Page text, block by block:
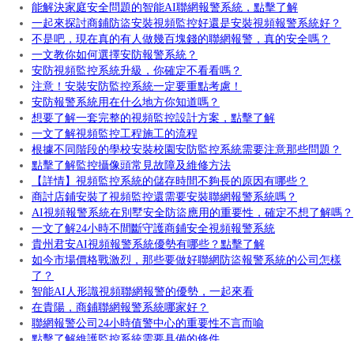
能解決家庭安全問題的智能AI聯網報警系統，點擊了解
一起來探討商鋪防盜安裝視頻監控好還是安裝視頻報警系統好？
不是吧，現在真的有人做幾百塊錢的聯網報警，真的安全嗎？
一文教你如何選擇安防報警系統？
安防視頻監控系統升級，你確定不看看嗎？
注意！安裝安防監控系統一定要重點考慮！
安防報警系統用在什么地方你知道嗎？
想要了解一套完整的視頻監控設計方案，點擊了解
一文了解視頻監控工程施工的流程
根據不同階段的學校安裝校園安防監控系統需要注意那些問題？
點擊了解監控攝像頭常見故障及維修方法
【詳情】視頻監控系統的儲存時間不夠長的原因有哪些？
商討店鋪安裝了視頻監控還需要安裝聯網報警系統嗎？
AI視頻報警系統在別墅安全防盜應用的重要性，確定不想了解嗎？
一文了解24小時不間斷守護商鋪安全視頻報警系統
貴州君安AI視頻報警系統優勢有哪些？點擊了解
如今市場價格戰激烈，那些要做好聯網防盜報警系統的公司怎樣
了？
智能AI人形識視頻聯網報警的優勢，一起來看
在貴陽，商鋪聯網報警系統哪家好？
聯網報警公司24小時值警中心的重要性不言而喻